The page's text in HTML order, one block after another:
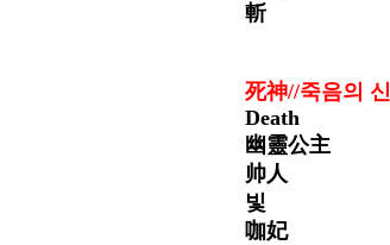
斬
死神//죽음의 신
Death
幽靈公主
帅人
빛
咖妃